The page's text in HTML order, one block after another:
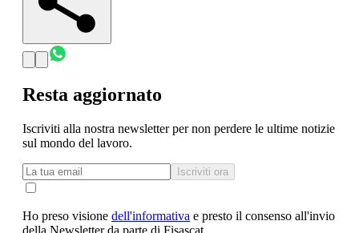
Resta aggiornato
Iscriviti alla nostra newsletter per non perdere le ultime notizie
sul mondo del lavoro.
Iscriviti ora
Ho preso visione dell'informativa e presto il consenso all'invio
della Newsletter da parte di Fisascat